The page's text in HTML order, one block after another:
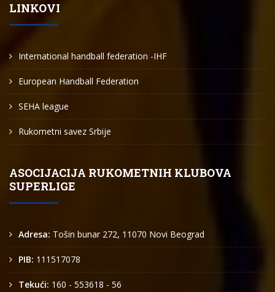
LINKOVI
International handball federation -IHF
European Handball Federation
SEHA league
Rukometni savez Srbije
ASOCIJACIJA RUKOMETNIH KLUBOVA
SUPERLIGE
Adresa: Tošin bunar 272, 11070 Novi Beograd
PIB: 111517078
Tekući: 160 - 553618 - 56